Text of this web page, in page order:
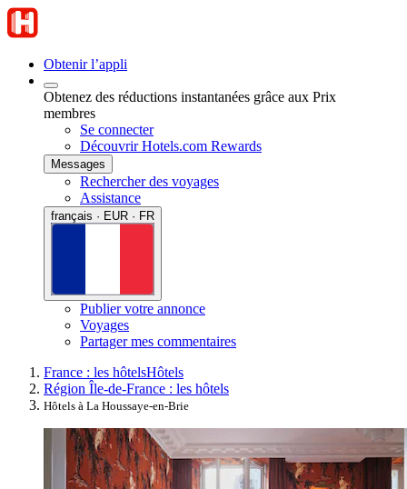
Obtenir l’appli
Obtenez des réductions instantanées grâce aux Prix
membres
Se connecter
Découvrir Hotels.com Rewards
Messages
Rechercher des voyages
Assistance
français · EUR · FR
Publier votre annonce
Voyages
Partager mes commentaires
France : les hôtelsHôtels
Région Île-de-France : les hôtels
Hôtels à La Houssaye-en-Brie